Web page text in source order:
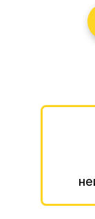
289,02
379,77
50,38